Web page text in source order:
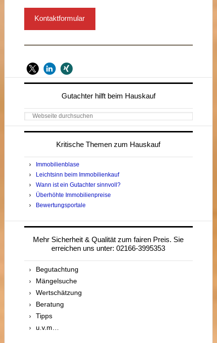
Kontaktformular
Seitenspalte
Gutachter hilft beim Hauskauf
Webseite
durchsuchen
Kritische Themen zum Hauskauf
Immobilienblase
Leichtsinn beim Immobilienkauf
Wann ist ein Gutachter sinnvoll?
Überhöhte Immobilienpreise
Bewertungsportale
Mehr Sicherheit & Qualität zum fairen Preis. Sie
erreichen uns unter: 02166-3995353
Begutachtung
Mängelsuche
Wertschätzung
Beratung
Tipps
u.v.m…